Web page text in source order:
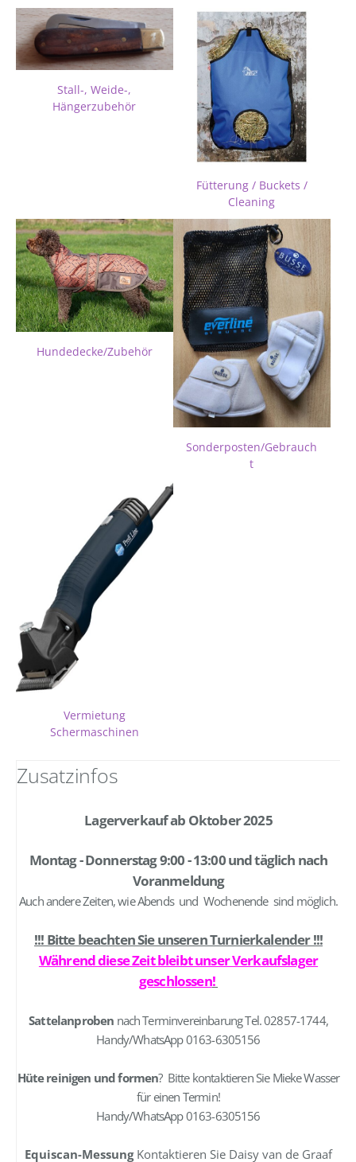
Zusatzinfos
Lagerverkauf ab Oktober 2025
Montag - Donnerstag 9:00 - 13:00 und täglich nach
Voranmeldung
Auch andere Zeiten, wie Abends und Wochenende sind möglich.
!!! Bitte beachten Sie unseren Turnierkalender !!!
Während diese Zeit bleibt unser Verkaufslager
geschlossen!
Sattelanproben nach Terminvereinbarung Tel. 02857-1744,
Handy/WhatsApp 0163-6305156
Hüte reinigen und formen? Bitte kontaktieren Sie Mieke Wasser
für einen Termin!
Handy/WhatsApp 0163-6305156
Equiscan-Messung Kontaktieren Sie Daisy van de Graaf
Stall-, Weide-,
Hängerzubehör
Fütterung / Buckets /
Cleaning
Hundedecke/Zubehör
Sonderposten/Gebrauch
t
Vermietung
Schermaschinen